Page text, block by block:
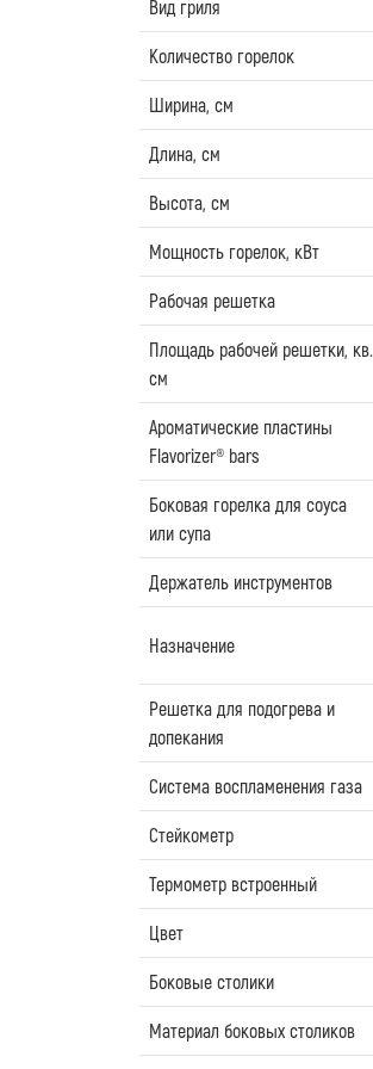
Вид гриля
Количество горелок
Ширина, см
Длина, см
Высота, см
Мощность горелок, кВт
Рабочая решетка
Площадь рабочей решетки, кв.
см
Ароматические пластины
Flavorizer® bars
Боковая горелка для соуса
или супа
Держатель инструментов
Назначение
Решетка для подогрева и
допекания
Система воспламенения газа
Стейкометр
Термометр встроенный
Цвет
Боковые столики
Материал боковых столиков